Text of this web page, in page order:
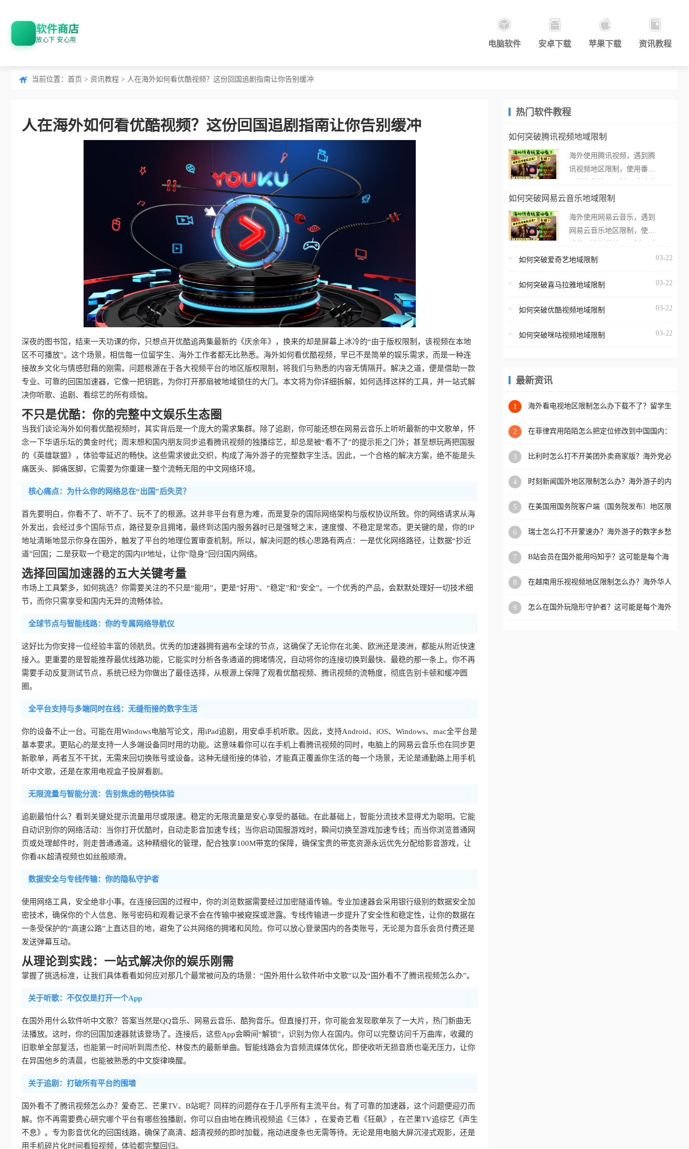
软件商店
放心下 安心用 电脑软件 安卓下载 苹果下载 资讯教程
当前位置： 首页 > 资讯教程 > 人在海外如何看优酷视频？这份回国追剧指南让你告别缓冲
人在海外如何看优酷视频？这份回国追剧指南让你告别缓冲
深夜的图书馆，结束一天功课的你，只想点开优酷追两集最新的《庆余年》，换来的却是屏幕上冰冷的“由于版权限制，该视频在本地
区不可播放”。这个场景，相信每一位留学生、海外工作者都无比熟悉。海外如何看优酷视频，早已不是简单的娱乐需求，而是一种连
接故乡文化与情感慰藉的刚需。问题根源在于各大视频平台的地区版权限制，将我们与熟悉的内容无情隔开。解决之道，便是借助一款
专业、可靠的回国加速器，它像一把钥匙，为你打开那扇被地域锁住的大门。本文将为你详细拆解，如何选择这样的工具，并一站式解
决你听歌、追剧、看综艺的所有烦恼。
不只是优酷：你的完整中文娱乐生态圈
当我们谈论海外如何看优酷视频时，其实背后是一个庞大的需求集群。除了追剧，你可能还想在网易云音乐上听听最新的中文歌单，怀
念一下华语乐坛的黄金时代；周末想和国内朋友同步追看腾讯视频的独播综艺，却总是被“看不了”的提示拒之门外；甚至想玩两把国服
的《英雄联盟》，体验零延迟的畅快。这些需求彼此交织，构成了海外游子的完整数字生活。因此，一个合格的解决方案，绝不能是头
痛医头、脚痛医脚，它需要为你重建一整个流畅无阻的中文网络环境。
核心痛点：为什么你的网络总在“出国”后失灵？
首先要明白，你看不了、听不了、玩不了的根源。这并非平台有意为难，而是复杂的国际网络架构与版权协议所致。你的网络请求从海
外发出，会经过多个国际节点，路径复杂且拥堵，最终到达国内服务器时已是强弩之末，速度慢、不稳定是常态。更关键的是，你的IP
地址清晰地显示你身在国外，触发了平台的地理位置审查机制。所以，解决问题的核心思路有两点：一是优化网络路径，让数据“抄近
道”回国；二是获取一个稳定的国内IP地址，让你“隐身”回归国内网络。
选择回国加速器的五大关键考量
市场上工具繁多，如何挑选？你需要关注的不只是“能用”，更是“好用”、“稳定”和“安全”。一个优秀的产品，会默默处理好一切技术细
节，而你只需享受和国内无异的流畅体验。
全球节点与智能线路：你的专属网络导航仪
这好比为你安排一位经验丰富的领航员。优秀的加速器拥有遍布全球的节点，这确保了无论你在北美、欧洲还是澳洲，都能从附近快速
接入。更重要的是智能推荐最优线路功能，它能实时分析各条通道的拥堵情况，自动将你的连接切换到最快、最稳的那一条上。你不再
需要手动反复测试节点，系统已经为你做出了最佳选择，从根源上保障了观看优酷视频、腾讯视频的流畅度，彻底告别卡顿和缓冲圆
圈。
全平台支持与多端同时在线：无缝衔接的数字生活
你的设备不止一台。可能在用Windows电脑写论文，用iPad追剧，用安卓手机听歌。因此，支持Android、iOS、Windows、mac全平台是
基本要求。更贴心的是支持一人多端设备同时用的功能。这意味着你可以在手机上看腾讯视频的同时，电脑上的网易云音乐也在同步更
新歌单，两者互不干扰，无需来回切换账号或设备。这种无缝衔接的体验，才能真正覆盖你生活的每一个场景，无论是通勤路上用手机
听中文歌，还是在家用电视盒子投屏看剧。
无限流量与智能分流：告别焦虑的畅快体验
追剧最怕什么？看到关键处提示流量用尽或限速。稳定的无限流量是安心享受的基础。在此基础上，智能分流技术显得尤为聪明。它能
自动识别你的网络活动：当你打开优酷时，自动走影音加速专线；当你启动国服游戏时，瞬间切换至游戏加速专线；而当你浏览普通网
页或处理邮件时，则走普通通道。这种精细化的管理，配合独享100M带宽的保障，确保宝贵的带宽资源永远优先分配给影音游戏，让
你看4K超清视频也如丝般顺滑。
数据安全与专线传输：你的隐私守护者
使用网络工具，安全绝非小事。在连接回国的过程中，你的浏览数据需要经过加密隧道传输。专业加速器会采用银行级别的数据安全加
密技术，确保你的个人信息、账号密码和观看记录不会在传输中被窥探或泄露。专线传输进一步提升了安全性和稳定性，让你的数据在
一条受保护的“高速公路”上直达目的地，避免了公共网络的拥堵和风险。你可以放心登录国内的各类账号，无论是为音乐会员付费还是
发送弹幕互动。
从理论到实践：一站式解决你的娱乐刚需
掌握了挑选标准，让我们具体看看如何应对那几个最常被问及的场景：“国外用什么软件听中文歌”以及“国外看不了腾讯视频怎么办”。
关于听歌：不仅仅是打开一个App
在国外用什么软件听中文歌？答案当然是QQ音乐、网易云音乐、酷狗音乐。但直接打开，你可能会发现歌单灰了一大片，热门新曲无
法播放。这时，你的回国加速器就该登场了。连接后，这些App会瞬间“解锁”，识别为你人在国内。你可以完整访问千万曲库，收藏的
旧歌单全部复活，也能第一时间听到周杰伦、林俊杰的最新单曲。智能线路会为音频流媒体优化，即使收听无损音质也毫无压力，让你
在异国他乡的清晨，也能被熟悉的中文旋律唤醒。
关于追剧：打破所有平台的围墙
国外看不了腾讯视频怎么办？爱奇艺、芒果TV、B站呢？同样的问题存在于几乎所有主流平台。有了可靠的加速器，这个问题便迎刃而
解。你不再需要费心研究哪个平台有哪些独播剧，你可以自由地在腾讯视频追《三体》，在爱奇艺看《狂飙》，在芒果TV追综艺《声生
不息》。专为影音优化的回国线路，确保了高清、超清视频的即时加载，拖动进度条也无需等待。无论是用电脑大屏沉浸式观影，还是
用手机碎片化时间看短视频，体验都完整回归。
热门软件教程
如何突破腾讯视频地域限制
海外使用腾讯视频，遇到腾
讯视频地区限制，使用番茄
外打开腾讯视频，却突然弹
地区无法播放”的提示语。
海外用户如香港、澳门、台
亚、欧洲等国家和地区时，
台一样，出现地区及版权限
地区播放。 遇到这个问题的
区工作、留学、定居等，都
权限制所困扰。
如何突破网易云音乐地域限制
海外使用网易云音乐，遇到
网易云音乐地区限制，使用
在海外打开网易云音乐，却
所在的地区无法播放”的提示
门、台湾、美国、加拿大、
区时，网易云音乐也会像其
回国加速器，即可解决「海
版权限制」的问题，无论人
国、加拿大、澳大利亚、欧
学、定居等，都可以使用，
扰。
如何突破爱奇艺地域限制 03-22
如何突破喜马拉雅地域限制 03-22
如何突破优酷视频地域限制 03-22
如何突破咪咕视频地域限制 03-22
最新资讯
1
海外看电视地区限制怎么办下载不了？留学生
2
在菲律宾用陌陌怎么把定位修改到中国国内：
3
比利时怎么打不开美团外卖商家版？海外党必
4
时刻新闻国外地区限制怎么办？海外游子的内
5
在美国用国务院客户端（国务院发布）地区限
6
瑞士怎么打不开蒙速办？海外游子的数字乡愁
7
B站会员在国外能用吗知乎？这可能是每个海
8
在越南用乐视视频地区限制怎么办？海外华人
9
怎么在国外玩隐形守护者？这可能是每个海外